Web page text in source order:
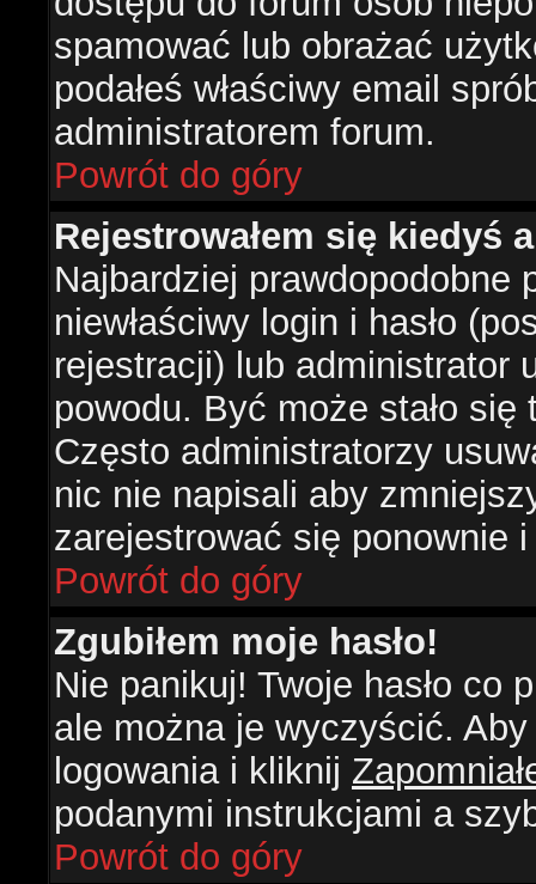
spamować lub obrażać
podałeś właściwy email
administratorem forum.
Powrót do góry
Rejestrowałem się kiedyś
Najbardziej prawdopodobne
niewłaściwy login i hasło
rejestracji) lub administrator
powodu. Być może stało
Często administratorzy
nic nie napisali aby
zarejestrować się ponownie
Powrót do góry
Zgubiłem moje hasło!
Nie panikuj! Twoje hasło co
ale można je wyczyścić.
logowania i kliknij
podanymi instrukcjami a
Powrót do góry